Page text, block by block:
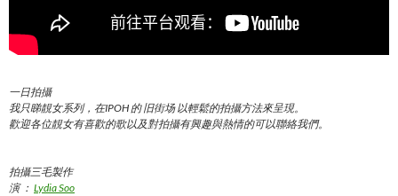
一日拍攝
我只睇靚女系列，在IPOH 的 旧街场 以輕鬆的拍攝方法來呈現。
歡迎各位靚女有喜歡的歌以及對拍攝有興趣與熱情的可以聯絡我們。
拍攝三毛製作
演 ： Lydia Soo